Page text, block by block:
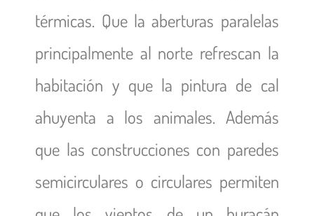
térmicas. Que la aberturas paralelas
principalmente al norte refrescan la
habitación y que la pintura de cal
ahuyenta a los animales. Además
que las construcciones con paredes
semicirculares o circulares permiten